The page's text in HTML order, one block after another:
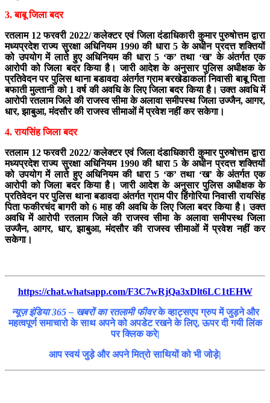
3. बाबू जिला बदर
रतलाम 12 फरवरी 2022/ कलेक्टर एवं जिला दंडाधिकारी कुमार पुरुषोत्तम द्वारा
मध्यप्रदेश राज्य सुरक्षा अधिनियम 1990 की धारा 5 के अधीन प्रदत्त शक्तियों
को उपयोग में लाते हुए अधिनियम की धारा 5 ‘क’ तथा ‘ख’ के अंतर्गत एक
आरोपी को जिला बदर किया है। जारी आदेश के अनुसार पुलिस अधीक्षक के
प्रतिवेदन पर पुलिस थाना बडावदा अंतर्गत ग्राम बरखेडाकलां निवासी बाबू पिता
बफाती मुल्तानी को 1 वर्ष की अवधि के लिए जिला बदर किया है। उक्त अवधि में
आरोपी रतलाम जिले की राजस्व सीमा के अलावा समीपस्थ जिला उज्जैन, आगर,
धार, झाबुआ, मंदसौर की राजस्व सीमाओं में प्रवेश नहीं कर सकेगा।
4. रायसिंह जिला बदर
रतलाम 12 फरवरी 2022/ कलेक्टर एवं जिला दंडाधिकारी कुमार पुरुषोत्तम द्वारा
मध्यप्रदेश राज्य सुरक्षा अधिनियम 1990 की धारा 5 के अधीन प्रदत्त शक्तियों
को उपयोग में लाते हुए अधिनियम की धारा 5 ‘क’ तथा ‘ख’ के अंतर्गत एक
आरोपी को जिला बदर किया है। जारी आदेश के अनुसार पुलिस अधीक्षक के
प्रतिवेदन पर पुलिस थाना बडावदा अंतर्गत ग्राम पीर हिंगोरिया निवासी रायसिंह
पिता फकीरचंद बागरी को 6 माह की अवधि के लिए जिला बदर किया है। उक्त
अवधि में आरोपी रतलाम जिले की राजस्व सीमा के अलावा समीपस्थ जिला
उज्जैन, आगर, धार, झाबुआ, मंदसौर की राजस्व सीमाओं में प्रवेश नहीं कर
सकेगा।
https://chat.whatsapp.com/F3C7wRjQa3xDlt6LC1tEHW
न्यूज़ इंडिया 365 – खबरों का रतलामी फीवरके व्हाट्सएप ग्रुप में जुड़ने और
महत्वपूर्ण समाचारो के साथ अपने को अपडेट रखने के लिए, ऊपर दी गयी लिंक
पर क्लिक करे|
आप स्वयं जुड़े और अपने मित्रो साथियों को भी जोड़े|